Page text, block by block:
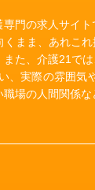
門の求人サイ
まま、あれこ
た、介護21で
、実際の雰囲
場の人間関係